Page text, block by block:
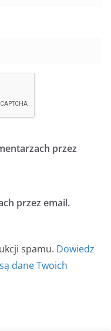
przez
przez email.
spamu. Dowiedz
dane Twoich